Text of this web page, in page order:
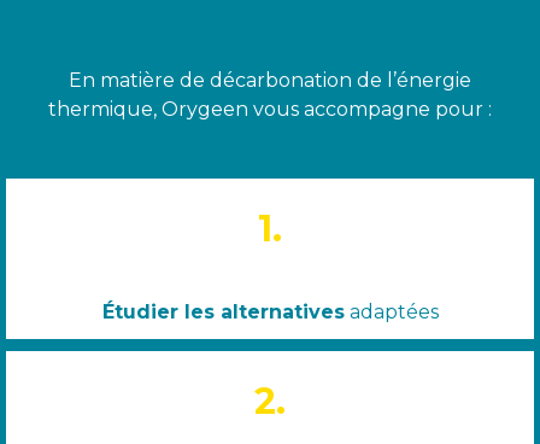
En matière de décarbonation de l’énergie
thermique, Orygeen vous accompagne pour :
1.
Étudier les alternativesadaptées
2.